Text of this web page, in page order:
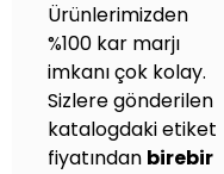
Ürünlerimizden
%100 kar marjı
imkanı çok kolay.
Sizlere gönderilen
katalogdaki etiket
fiyatından birebir